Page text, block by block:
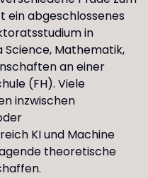
ein abgeschlossenes
in
Mathematik,
an einer
(FH). Viele
inzwischen
KI und Machine
theoretische